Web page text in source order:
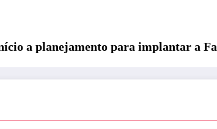
a planejamento para implantar a